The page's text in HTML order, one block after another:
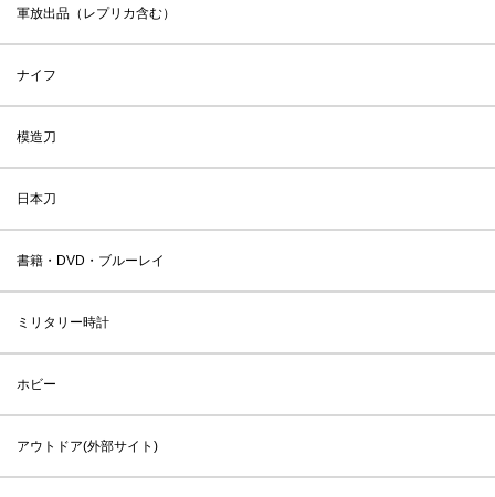
軍放出品（レプリカ含む）
ナイフ
模造刀
日本刀
書籍・DVD・ブルーレイ
ミリタリー時計
ホビー
アウトドア(外部サイト)